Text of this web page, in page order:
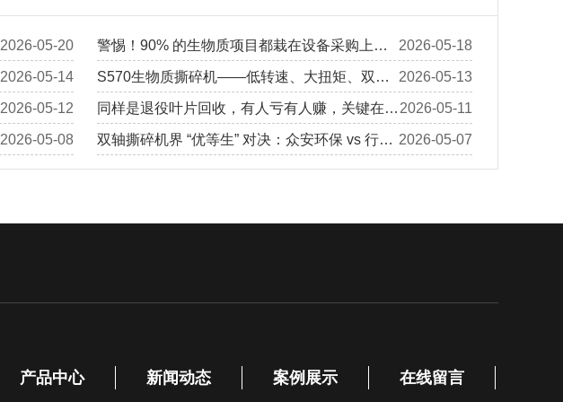
2026-05-20 2026-05-18
警惕！90% 的生物质项目都栽在设备采购上，
踩一个坑，每天少赚几万块
2026-05-14 2026-05-13
S570生物质撕碎机——低转速、大扭矩、双驱
动，可稳定处理园林垃圾
2026-05-12 2026-05-11
同样是退役叶片回收，有人亏有人赚，关键在玻
纤怎么“留”
2026-05-08 2026-05-07
双轴撕碎机界 “优等生” 对决：众安环保 vs 行业
平均，差距到底有多大？
产品中心 新闻动态 案例展示 在线留言